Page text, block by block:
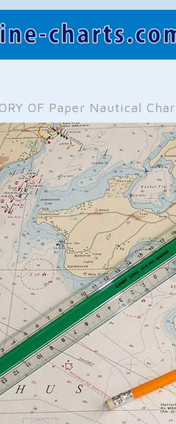
OF Paper Nautical